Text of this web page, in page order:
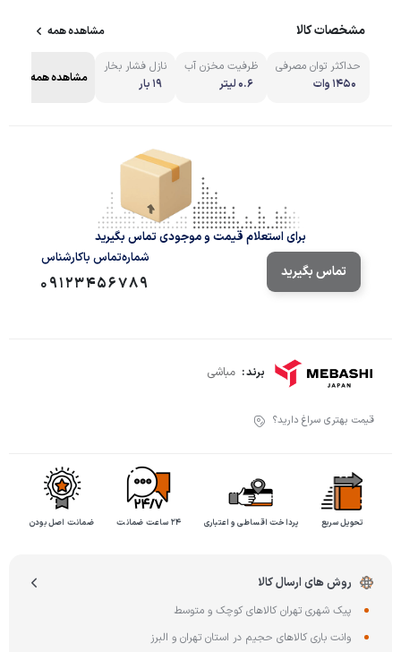
مشخصات کالا مشاهده همه
حداکثر توان مصرفی
1450 وات
ظرفیت مخزن آب
0.6 لیتر
نازل فشار بخار
19 بار
مشاهده همه
برای استعلام قیمت و موجودی تماس بگیرید
تماس بگیرید
شماره‌تماس‌ با‌کارشناس
09123456789
برند : مباشی
قیمت بهتری سراغ دارید؟
تحویل سریع پرداخت اقساطی و اعتباری ۲۴ ساعت ضمانت ضمانت اصل بودن
روش های ارسال کالا
پیک شهری تهران کالاهای کوچک و متوسط
وانت باری کالاهای حجیم در استان تهران و البرز